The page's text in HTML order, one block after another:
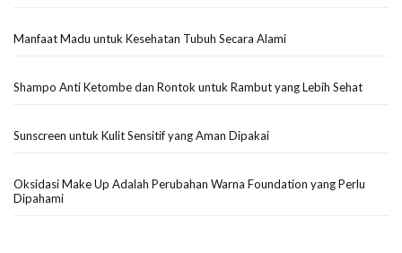
Manfaat Madu untuk Kesehatan Tubuh Secara Alami
Shampo Anti Ketombe dan Rontok untuk Rambut yang Lebih Sehat
Sunscreen untuk Kulit Sensitif yang Aman Dipakai
Oksidasi Make Up Adalah Perubahan Warna Foundation yang Perlu
Dipahami